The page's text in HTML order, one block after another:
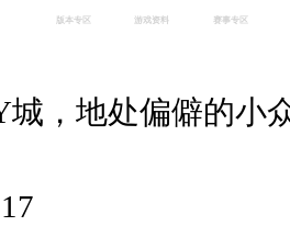
版本专区 游戏资料 赛事专区
体验服 视频中心 授权赛
城，地处偏僻的小